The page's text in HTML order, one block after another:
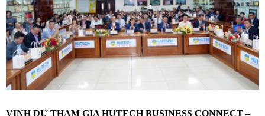
VINH DỰ THAM GIA HUTECH BUSINESS CONNECT –